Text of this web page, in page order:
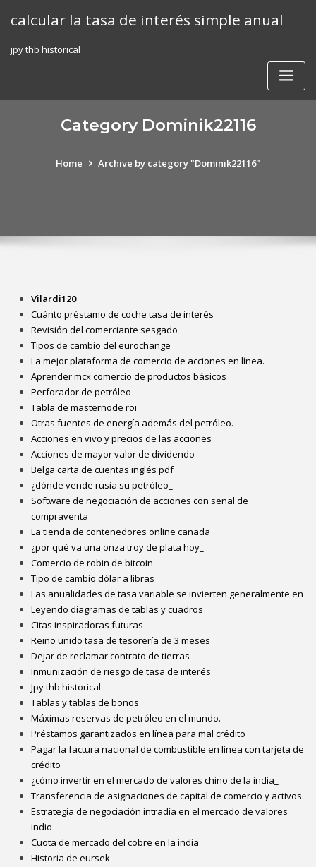
calcular la tasa de interés simple anual
jpy thb historical
Category Dominik22116
Home Archive by category "Dominik22116"
Vilardi120
Cuánto préstamo de coche tasa de interés
Revisión del comerciante sesgado
Tipos de cambio del eurochange
La mejor plataforma de comercio de acciones en línea.
Aprender mcx comercio de productos básicos
Perforador de petróleo
Tabla de masternode roi
Otras fuentes de energía además del petróleo.
Acciones en vivo y precios de las acciones
Acciones de mayor valor de dividendo
Belga carta de cuentas inglés pdf
¿dónde vende rusia su petróleo_
Software de negociación de acciones con señal de
compraventa
La tienda de contenedores online canada
¿por qué va una onza troy de plata hoy_
Comercio de robin de bitcoin
Tipo de cambio dólar a libras
Las anualidades de tasa variable se invierten generalmente en
Leyendo diagramas de tablas y cuadros
Citas inspiradoras futuras
Reino unido tasa de tesorería de 3 meses
Dejar de reclamar contrato de tierras
Inmunización de riesgo de tasa de interés
Jpy thb historical
Tablas y tablas de bonos
Máximas reservas de petróleo en el mundo.
Préstamos garantizados en línea para mal crédito
Pagar la factura nacional de combustible en línea con tarjeta de
crédito
¿cómo invertir en el mercado de valores chino de la india_
Transferencia de asignaciones de capital de comercio y activos.
Estrategia de negociación intradía en el mercado de valores
indio
Cuota de mercado del cobre en la india
Historia de eursek